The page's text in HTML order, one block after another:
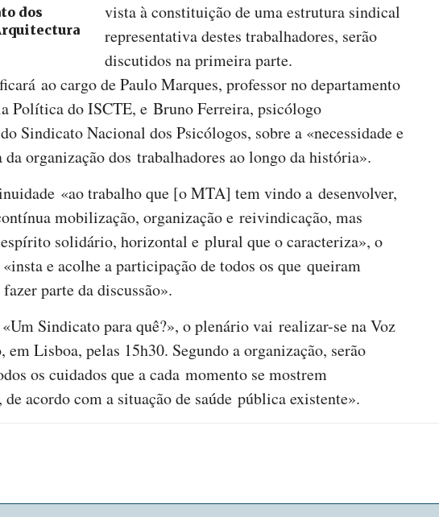
dos
vista à constituição de uma estrutura sindical
representativa destes trabalhadores, serão
discutidos na primeira parte.
ao cargo de Paulo Marques, professor no departamento
Política do ISCTE, e Bruno Ferreira, psicólogo
Sindicato Nacional dos Psicólogos, sobre a «necessidade e
organização dos trabalhadores ao longo da história».
«ao trabalho que [o MTA] tem vindo a desenvolver,
mobilização, organização e reivindicação, mas
solidário, horizontal e plural que o caracteriza», o
e acolhe a participação de todos os que queiram
parte da discussão».
Sindicato para quê?», o plenário vai realizar-se na Voz
em Lisboa, pelas 15h30. Segundo a organização, serão
os cuidados que a cada momento se mostrem
de acordo com a situação de saúde pública existente».